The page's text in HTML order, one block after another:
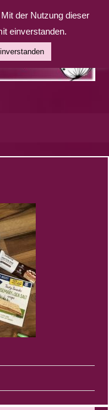
der Nutzung dieser
einverstanden.